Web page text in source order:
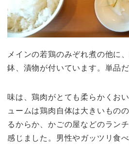
メインの若鶏のみぞれ煮の他に
鉢、漬物が付いています。単品
味は、鶏肉がとても柔らかくお
ュームは鶏肉自体は大きいもの
るからか、かごの屋などのラン
感じました。男性やガッツリ食